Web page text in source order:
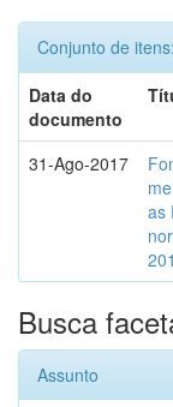
Conjunto de itens:
Data do
documento
31-Ago-2017
as
Busca
Assunto